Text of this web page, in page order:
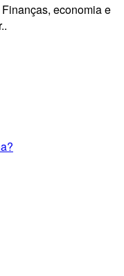
economia e